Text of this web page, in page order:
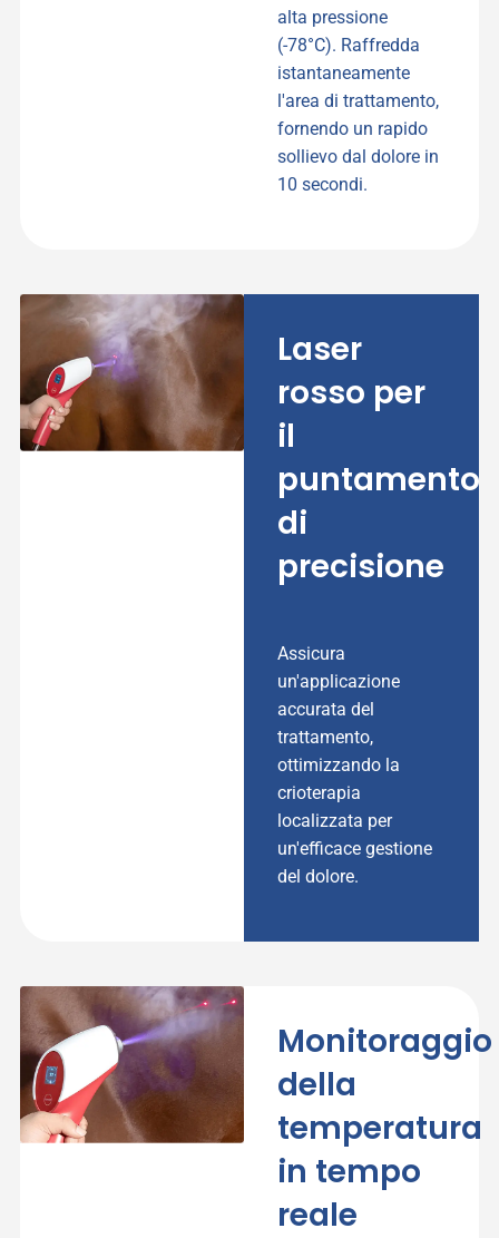
alta pressione
(-78°C). Raffredda
istantaneamente
l'area di trattamento,
fornendo un rapido
sollievo dal dolore in
10 secondi.
Laser
rosso per
il
puntamento
di
precisione
Assicura
un'applicazione
accurata del
trattamento,
ottimizzando la
crioterapia
localizzata per
un'efficace gestione
del dolore.
Monitoraggio
della
temperatura
in tempo
reale